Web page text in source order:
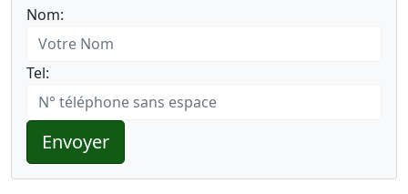
Nom:
Tel:
Envoyer